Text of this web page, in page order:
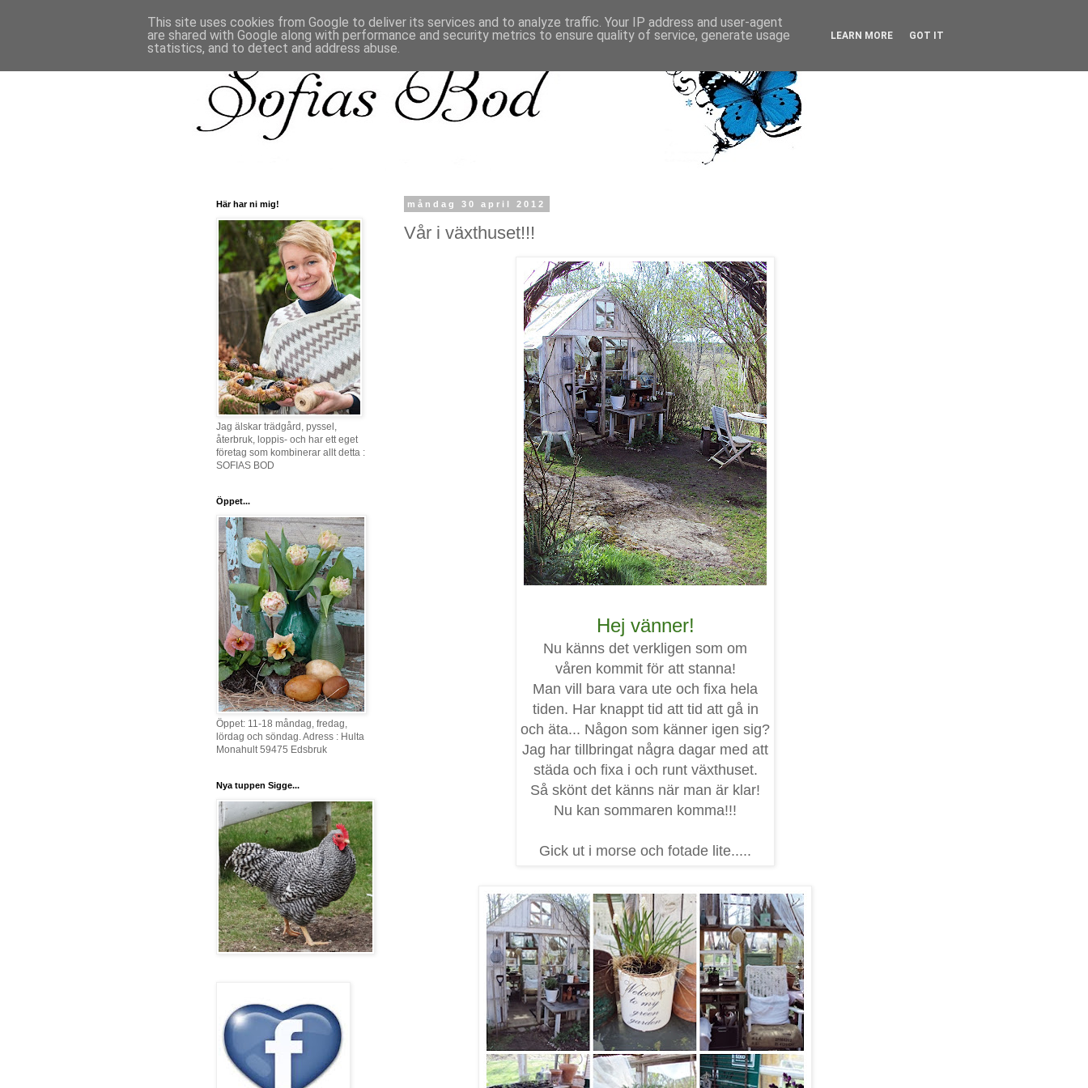
måndag 30 april 2012
Vår i växthuset!!!
Hej vänner!
Nu känns det verkligen som om
våren kommit för att stanna!
Man vill bara vara ute och fixa hela
tiden. Har knappt tid att tid att gå in
och äta... Någon som känner igen sig?
Jag har tillbringat några dagar med att
städa och fixa i och runt växthuset.
Så skönt det känns när man är klar!
Nu kan sommaren komma!!!
Gick ut i morse och fotade lite.....
Här har ni mig!
Jag älskar trädgård, pyssel,
återbruk, loppis- och har ett eget
företag som kombinerar allt detta :
SOFIAS BOD
Öppet...
Öppet: 11-18 måndag, fredag,
lördag och söndag. Adress : Hulta
Monahult 59475 Edsbruk
Nya tuppen Sigge...
This site uses cookies from Google to deliver its services and to analyze traffic. Your IP address and user-agent
are shared with Google along with performance and security metrics to ensure quality of service, generate usage
statistics, and to detect and address abuse.
LEARN MORE GOT IT